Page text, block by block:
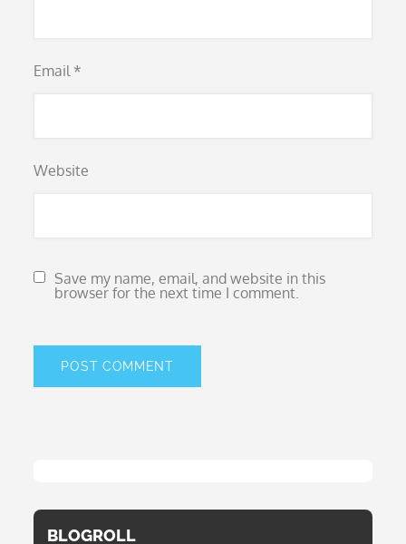
Email *
Website
Save my name, email, and website in this
browser for the next time I comment.
BLOGROLL